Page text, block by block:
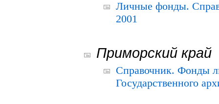
Личные фонды.
2001
Приморский край
Справочник. Фонды
Государственного